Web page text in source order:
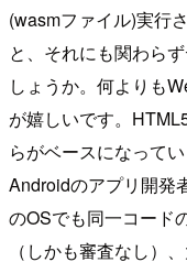
(wasmファイル)実行
と、それにも関わら
しょうか。何よりも
が嬉しいです。
らがベースになって
Androidのアプリ開発
のOSでも同一コード
（しかも審査なし）